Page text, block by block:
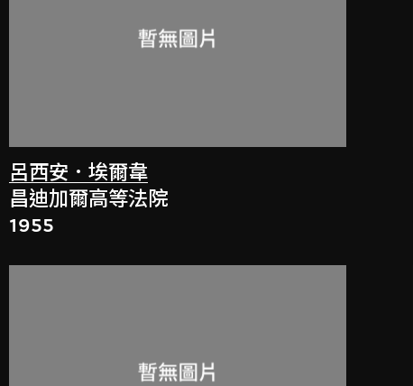
呂西安．埃爾韋
昌迪加爾高等法院
1955